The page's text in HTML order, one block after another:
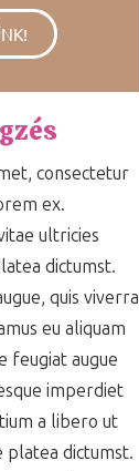
consectetur
ex.
ultricies
dictumst.
quis viverra
eu aliquam
feugiat augue
imperdiet
a libero ut
platea dictumst.